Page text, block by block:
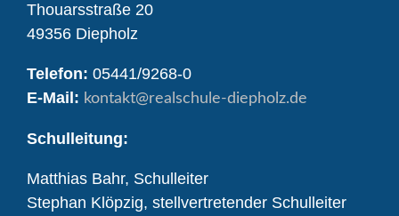
Thouarsstraße 20
49356 Diepholz
Telefon: 05441/9268-0
E-Mail: kontakt@realschule-diepholz.de
Schulleitung:
Matthias Bahr, Schulleiter
Stephan Klöpzig, stellvertretender Schulleiter